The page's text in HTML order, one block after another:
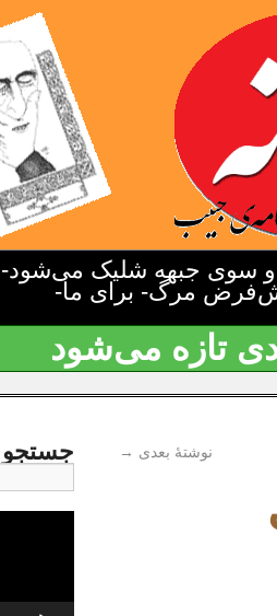
سوی جبهه شلیک می‌شود-
مرگ- برای ما-
تازه می‌شود
نوشتهٔ بعدی → جستجو